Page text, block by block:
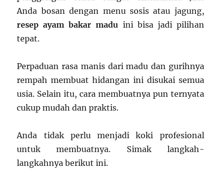
Anda bosan dengan menu sosis atau jagung,
resep ayam bakar madu ini bisa jadi pilihan
tepat.
Perpaduan rasa manis dari madu dan gurihnya
rempah membuat hidangan ini disukai semua
usia. Selain itu, cara membuatnya pun ternyata
cukup mudah dan praktis.
Anda tidak perlu menjadi koki profesional
untuk membuatnya. Simak langkah-
langkahnya berikut ini.